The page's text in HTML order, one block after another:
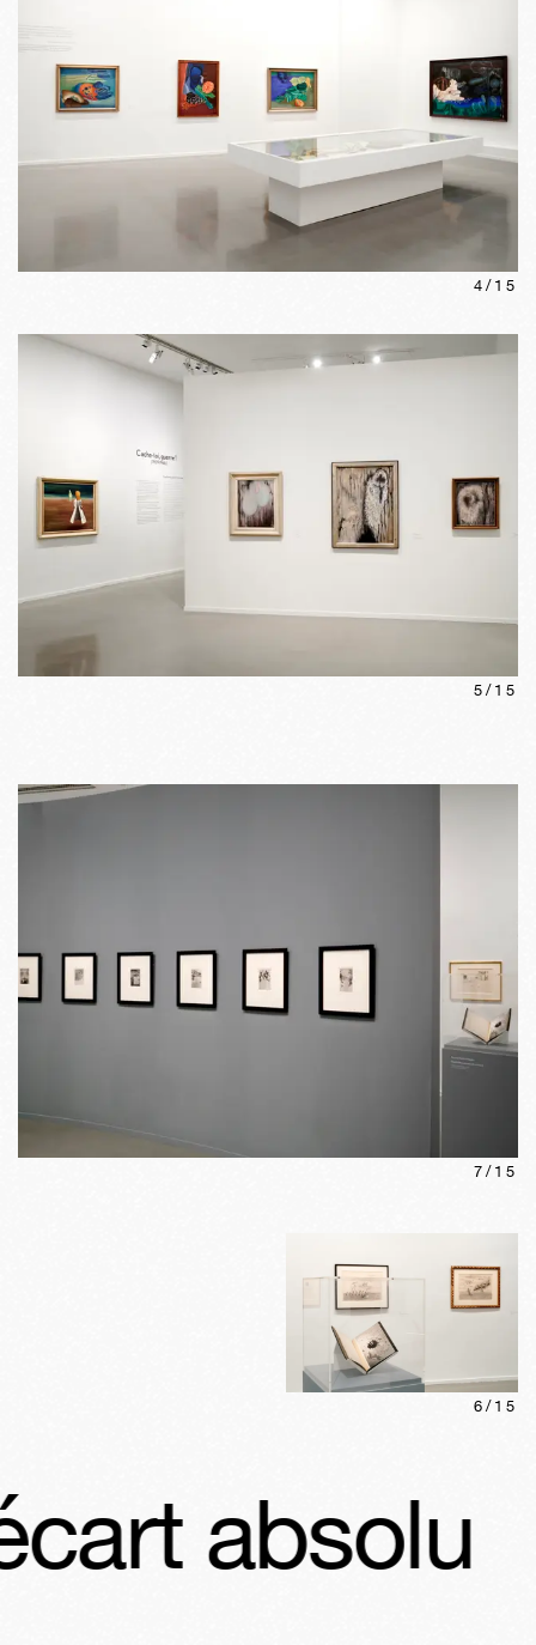
4/ 15
5/ 15
7/ 15
6/ 15
absolu